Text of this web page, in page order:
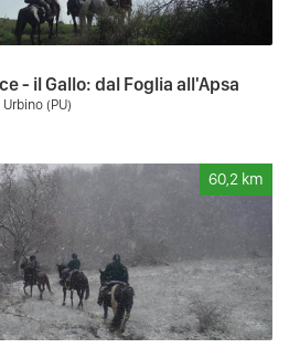
- il Gallo: dal Foglia all'Apsa
(PU)
60,2 km